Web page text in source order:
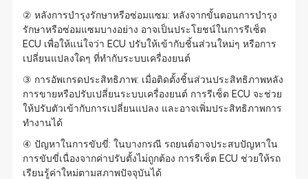
② หลังการบำรุงรักษาหรือซ่อมแซม: หลังจากขั้นตอนการบำรุง
รักษาหรือซ่อมแซมบางอย่าง อาจเป็นประโยชน์ในการรีเซ็ต
ECU เพื่อให้แน่ใจว่า ECU ปรับให้เข้ากับชิ้นส่วนใหม่ๆ หรือการ
เปลี่ยนแปลงใดๆ ที่ทำกับระบบเครื่องยนต์
③ การอัพเกรดประสิทธิภาพ: เมื่อติดตั้งชิ้นส่วนประสิทธิภาพหลัง
การขายหรือปรับเปลี่ยนระบบเครื่องยนต์ การรีเซ็ต ECU จะช่วย
ให้ปรับตัวเข้ากับการเปลี่ยนแปลง และอาจเพิ่มประสิทธิภาพการ
ทำงานได้
④ ปัญหาในการขับขี่: ในบางกรณี รถยนต์อาจประสบปัญหาใน
การขับขี่เนื่องจากค่าปรับตั้งไม่ถูกต้อง การรีเซ็ต ECU ช่วยให้รถ
เรียนรู้ค่าใหม่ตามสภาพปัจจุบันได้